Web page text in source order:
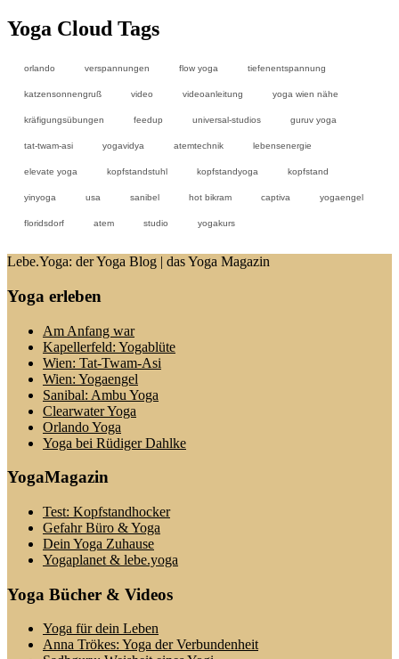
Yoga Cloud Tags
orlando verspannungen flow yoga tiefenentspannung
katzensonnengruß video videoanleitung yoga wien nähe
kräfigungsübungen feedup universal-studios guruv yoga
tat-twam-asi yogavidya atemtechnik lebensenergie
elevate yoga kopfstandstuhl kopfstandyoga kopfstand
yinyoga usa sanibel hot bikram captiva yogaengel
floridsdorf atem studio yogakurs
Lebe.Yoga: der Yoga Blog | das Yoga Magazin
Yoga erleben
Am Anfang war
Kapellerfeld: Yogablüte
Wien: Tat-Twam-Asi
Wien: Yogaengel
Sanibal: Ambu Yoga
Clearwater Yoga
Orlando Yoga
Yoga bei Rüdiger Dahlke
YogaMagazin
Test: Kopfstandhocker
Gefahr Büro & Yoga
Dein Yoga Zuhause
Yogaplanet & lebe.yoga
Yoga Bücher & Videos
Yoga für dein Leben
Anna Trökes: Yoga der Verbundenheit